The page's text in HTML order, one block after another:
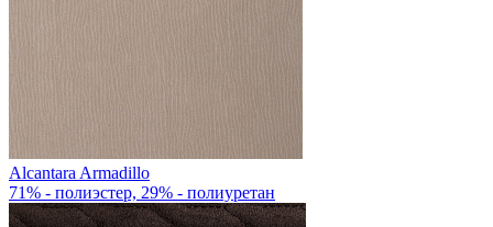
Alcantara Armadillo
71% - полиэстер, 29% - полиуретан